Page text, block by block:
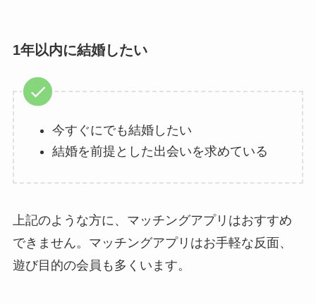
1年以内に結婚したい
今すぐにでも結婚したい
結婚を前提とした出会いを求めている
上記のような方に、マッチングアプリはおすすめ
できません。マッチングアプリはお手軽な反面、
遊び目的の会員も多くいます。